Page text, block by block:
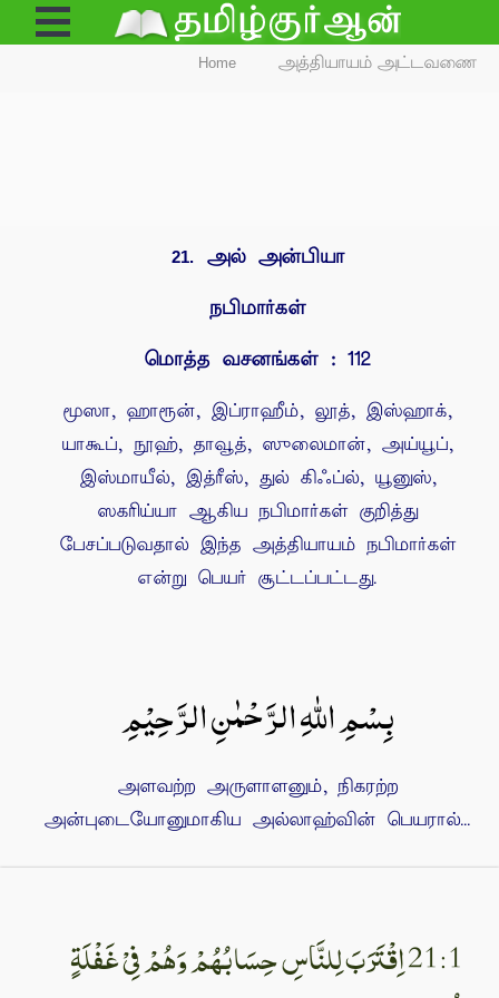
Open
Menu
Home அத்தியாயம் அட்டவணை
21. அல் அன்பியா
நபிமார்கள்
மொத்த வசனங்கள் : 112
மூஸா, ஹாரூன், இப்ராஹீம், லூத், இஸ்ஹாக்,
யாகூப், நூஹ், தாவூத், ஸுலைமான், அய்யூப்,
இஸ்மாயீல், இத்ரீஸ், துல் கிஃப்ல், யூனுஸ்,
ஸகரிய்யா ஆகிய நபிமார்கள் குறித்து
பேசப்படுவதால் இந்த அத்தியாயம் நபிமார்கள்
என்று பெயர் சூட்டப்பட்டது.
بِسْمِ اللهِ الرَّحْمٰنِ الرَّحِيْمِ
அளவற்ற அருளாளனும், நிகரற்ற
அன்புடையோனுமாகிய அல்லாஹ்வின் பெயரால்...
21:1 اِقْتَرَبَ لِلنَّاسِ حِسَابُهُمْ وَهُمْ فِىْ غَفْلَةٍ